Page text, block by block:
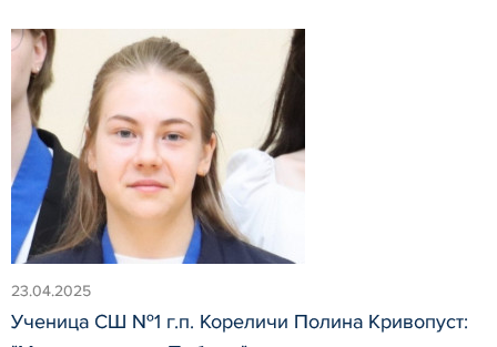
23.04.2025
Ученица СШ №1 г.п. Кореличи Полина Кривопуст: